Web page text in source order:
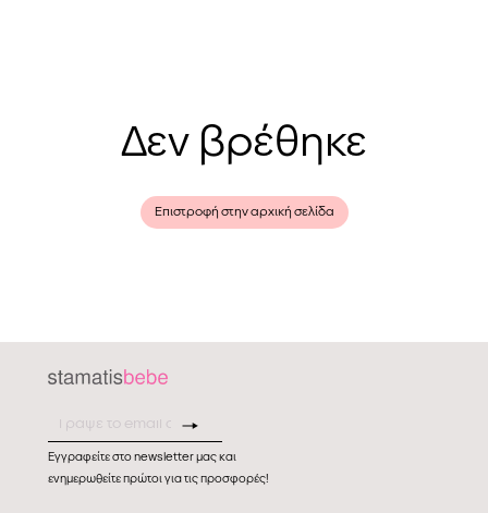
Δεν βρέθηκε
Επιστροφή στην αρχική σελίδα
Εγγραφείτε στο newsletter μας και
ενημερωθείτε πρώτοι για τις προσφορές!